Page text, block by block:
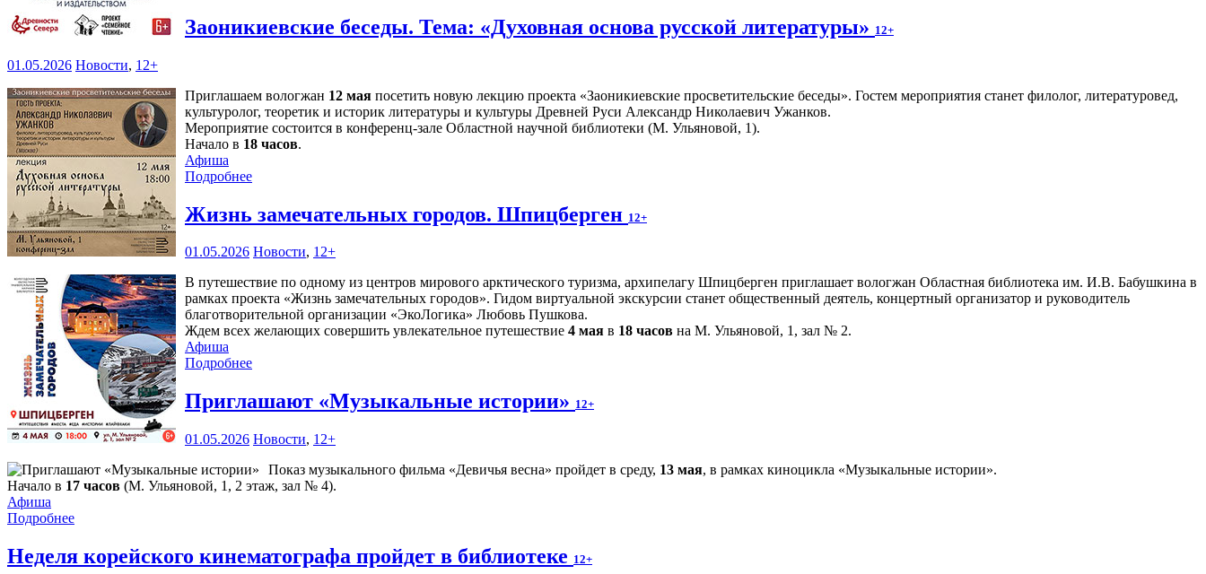
Заоникиевские беседы. Тема: «Духовная основа русской литературы» 12+
01.05.2026 Новости, 12+
Приглашаем вологжан 12 мая посетить новую лекцию проекта «Заоникиевские просветительские беседы». Гостем мероприятия станет филолог, литературовед,
культуролог, теоретик и историк литературы и культуры Древней Руси Александр Николаевич Ужанков.
Мероприятие состоится в конференц-зале Областной научной библиотеки (М. Ульяновой, 1).
Начало в 18 часов.
Афиша
Подробнее
Жизнь замечательных городов. Шпицберген 12+
01.05.2026 Новости, 12+
В путешествие по одному из центров мирового арктического туризма, архипелагу Шпицберген приглашает вологжан Областная библиотека им. И.В. Бабушкина в
рамках проекта «Жизнь замечательных городов». Гидом виртуальной экскурсии станет общественный деятель, концертный организатор и руководитель
благотворительной организации «ЭкоЛогика» Любовь Пушкова.
Ждем всех желающих совершить увлекательное путешествие 4 мая в 18 часов на М. Ульяновой, 1, зал № 2.
Афиша
Подробнее
Приглашают «Музыкальные истории» 12+
01.05.2026 Новости, 12+
Показ музыкального фильма «Девичья весна» пройдет в среду, 13 мая, в рамках киноцикла «Музыкальные истории».
Начало в 17 часов (М. Ульяновой, 1, 2 этаж, зал № 4).
Афиша
Подробнее
Неделя корейского кинематографа пройдет в библиотеке 12+